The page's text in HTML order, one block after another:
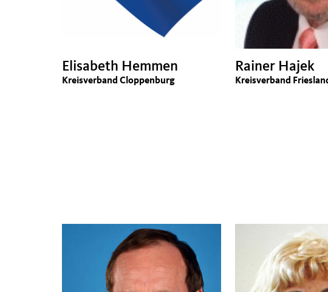
Elisabeth Hemmen
Kreisverband Cloppenburg
Rainer Hajek
Kreisverband